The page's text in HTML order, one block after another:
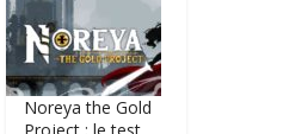
Noreya the Gold